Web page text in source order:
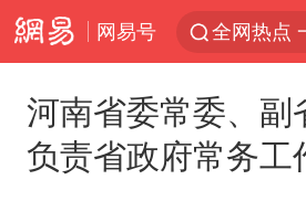
网易号 全网热点
河南省委常委、副
负责省政府常务工